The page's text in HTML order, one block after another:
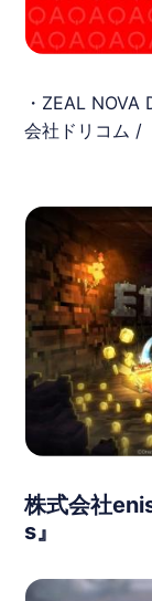
・ZEAL
会社ドリコム /
株式会社
s』